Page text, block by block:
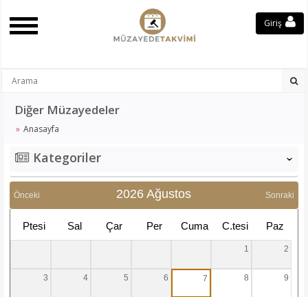
Giriş
Diğer Müzayedeler
Anasayfa
Kategoriler ‹
Önceki 2026 Ağustos Sonraki
Ptesi Sal Çar Per Cuma C.tesi Paz
1 2
3 4 5 6 7 8 9